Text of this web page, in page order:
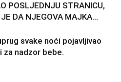
POSLJEDNJU STRANICU,
DA NJEGOVA MAJKA...
svake noći pojavljivao
za nadzor bebe.